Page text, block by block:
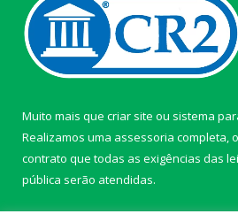
Muito mais que criar site ou sistema
Realizamos uma assessoria completa,
contrato que todas as exigências das
pública serão atendidas.